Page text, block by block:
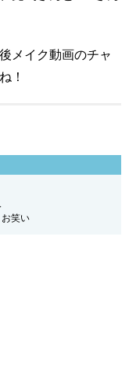
メイク動画のチャ
！
お笑い